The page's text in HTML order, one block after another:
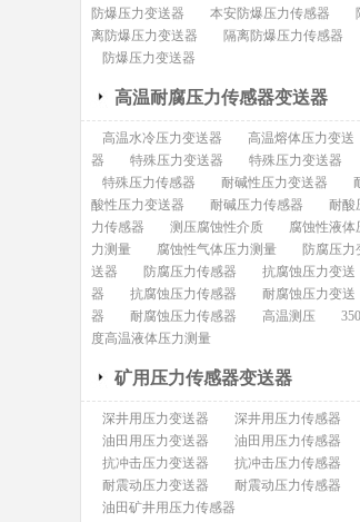
防爆压力变送器
本安防爆压力传感器
离防爆压力变送器
隔离防爆压力传感器
防爆压力变送器
高温耐腐压力传感器变送器
高温水冷压力变送器
高温熔体压力变送
器
特殊压力变送器
特殊压力变送器
特殊压力传感器
耐碱性压力变送器
酸性压力变送器
耐碱压力传感器
耐酸
力传感器
测压腐蚀性介质
腐蚀性液体
力测量
腐蚀性气体压力测量
防腐压力
送器
防腐压力传感器
抗腐蚀压力变送
器
抗腐蚀压力传感器
耐腐蚀压力变送
器
耐腐蚀压力传感器 高温测压
350
度高温液体压力测量
矿用压力传感器变送器
深井用压力变送器
深井用压力传感器
油田用压力变送器
油田用压力传感器
抗冲击压力变送器
抗冲击压力传感器
耐震动压力变送器
耐震动压力传感器
油田矿井用压力传感器